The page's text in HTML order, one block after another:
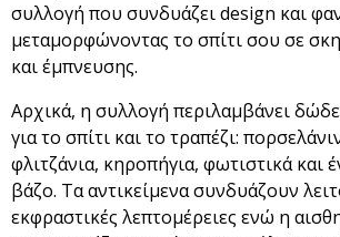
συλλογή που συνδυάζει design και
μεταμορφώνοντας το σπίτι σου σε
και έμπνευσης.
Αρχικά, η συλλογή περιλαμβάνει
για το σπίτι και το τραπέζι:
φλιτζάνια, κηροπήγια, φωτιστικά και
βάζο. Τα αντικείμενα συνδυάζουν
εκφραστικές λεπτομέρειες ενώ η